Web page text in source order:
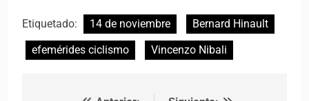
Etiquetado: 14 de noviembre
Bernard Hinault
efemérides ciclismo
Vincenzo Nibali